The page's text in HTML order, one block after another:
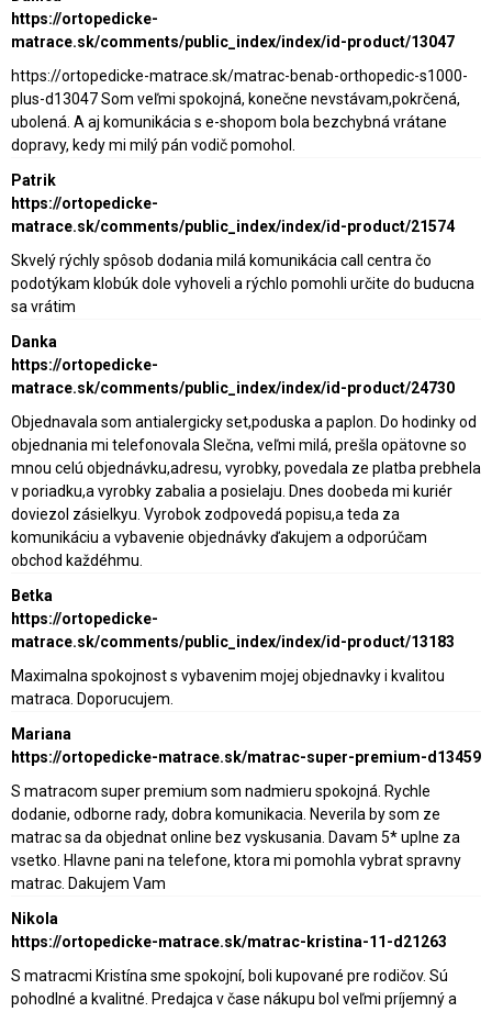
https://ortopedicke-
matrace.sk/comments/public_index/index/id-product/13047
https://ortopedicke-matrace.sk/matrac-benab-orthopedic-s1000-
plus-d13047 Som veľmi spokojná, konečne nevstávam,pokrčená,
ubolená. A aj komunikácia s e-shopom bola bezchybná vrátane
dopravy, kedy mi milý pán vodič pomohol.
Patrik
https://ortopedicke-
matrace.sk/comments/public_index/index/id-product/21574
Skvelý rýchly spôsob dodania milá komunikácia call centra čo
podotýkam klobúk dole vyhoveli a rýchlo pomohli určite do buducna
sa vrátim
Danka
https://ortopedicke-
matrace.sk/comments/public_index/index/id-product/24730
Objednavala som antialergicky set,poduska a paplon. Do hodinky od
objednania mi telefonovala Slečna, veľmi milá, prešla opätovne so
mnou celú objednávku,adresu, vyrobky, povedala ze platba prebhela
v poriadku,a vyrobky zabalia a posielaju. Dnes doobeda mi kuriér
doviezol zásielkyu. Vyrobok zodpovedá popisu,a teda za
komunikáciu a vybavenie objednávky ďakujem a odporúčam
obchod každéhmu.
Betka
https://ortopedicke-
matrace.sk/comments/public_index/index/id-product/13183
Maximalna spokojnost s vybavenim mojej objednavky i kvalitou
matraca. Doporucujem.
Mariana
https://ortopedicke-matrace.sk/matrac-super-premium-d13459
S matracom super premium som nadmieru spokojná. Rychle
dodanie, odborne rady, dobra komunikacia. Neverila by som ze
matrac sa da objednat online bez vyskusania. Davam 5* uplne za
vsetko. Hlavne pani na telefone, ktora mi pomohla vybrat spravny
matrac. Dakujem Vam
Nikola
https://ortopedicke-matrace.sk/matrac-kristina-11-d21263
S matracmi Kristína sme spokojní, boli kupované pre rodičov. Sú
pohodlné a kvalitné. Predajca v čase nákupu bol veľmi príjemný a